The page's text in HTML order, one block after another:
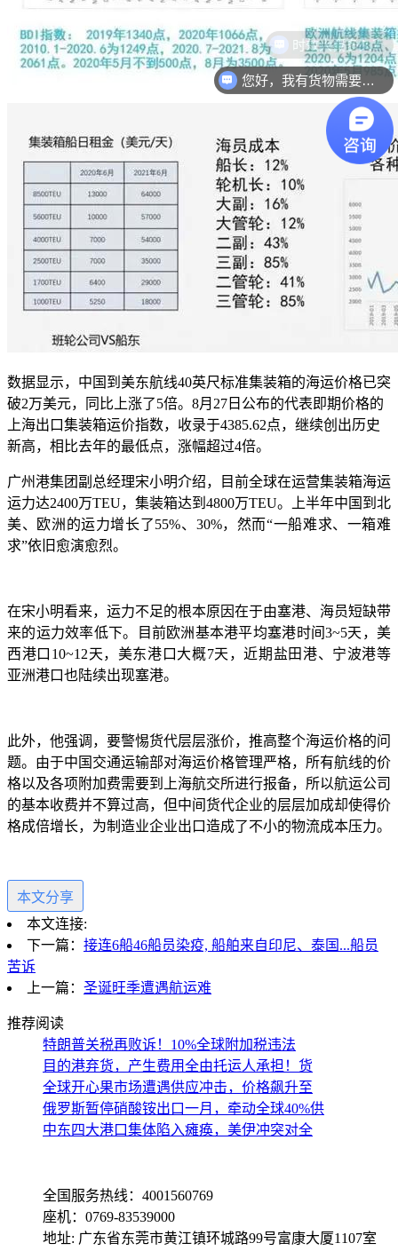
数据显示，中国到美东航线40英尺标准集装箱的海运价格已突
破2万美元，同比上涨了5倍。8月27日公布的代表即期价格的
上海出口集装箱运价指数，收录于4385.62点，继续创出历史
新高，相比去年的最低点，涨幅超过4倍。
广州港集团副总经理宋小明介绍，目前全球在运营集装箱海运
运力达2400万TEU，集装箱达到4800万TEU。上半年中国到北
美、欧洲的运力增长了55%、30%，然而“一船难求、一箱难
求”依旧愈演愈烈。
在宋小明看来，运力不足的根本原因在于由塞港、海员短缺带
来的运力效率低下。目前欧洲基本港平均塞港时间3~5天，美
西港口10~12天，美东港口大概7天，近期盐田港、宁波港等
亚洲港口也陆续出现塞港。
此外，他强调，要警惕货代层层涨价，推高整个海运价格的问
题。由于中国交通运输部对海运价格管理严格，所有航线的价
格以及各项附加费需要到上海航交所进行报备，所以航运公司
的基本收费并不算过高，但中间货代企业的层层加成却使得价
格成倍增长，为制造业企业出口造成了不小的物流成本压力。
本文分享
本文连接:
下一篇： 接连6船46船员染疫, 船舶来自印尼、泰国...船员
苦诉
上一篇： 圣诞旺季遭遇航运难
推荐阅读
特朗普关税再败诉！10%全球附加税违法
目的港弃货，产生费用全由托运人承担！货
全球开心果市场遭遇供应冲击，价格飙升至
俄罗斯暂停硝酸铵出口一月，牵动全球40%供
中东四大港口集体陷入瘫痪，美伊冲突对全
全国服务热线：4001560769
座机：0769-83539000
地址: 广东省东莞市黄江镇环城路99号富康大厦1107室
时效大概多久？